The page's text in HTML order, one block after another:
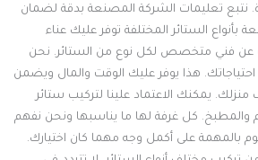
تعليمات الشركة المصنعة بدقة لضمان
الستائر المختلفة توفر عليك عناء
فني متخصص لكل نوع من الستائر. نحن
هذا يوفر عليك الوقت والمال ويضمن
يمكنك الاعتماد علينا لتركيب ستائر
كل غرفة لها ما يناسبها ونحن نفهم
بالمهمة على أكمل وجه مهما كان اختيارك.